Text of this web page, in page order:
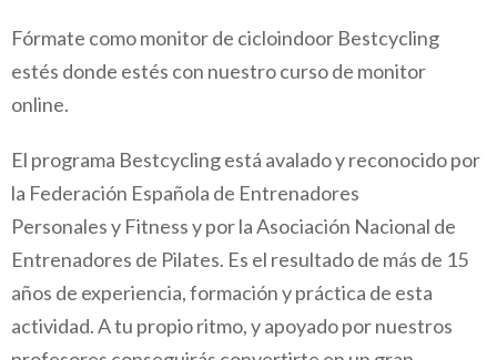
Fórmate como monitor de cicloindoor Bestcycling
estés donde estés con nuestro curso de monitor
online.
El programa Bestcycling está avalado y reconocido por
la Federación Española de Entrenadores
Personalesy Fitness y por la Asociación Nacional de
Entrenadores de Pilates. Es el resultado de más de 15
años de experiencia, formación y práctica de esta
actividad. A tu propio ritmo, y apoyado por nuestros